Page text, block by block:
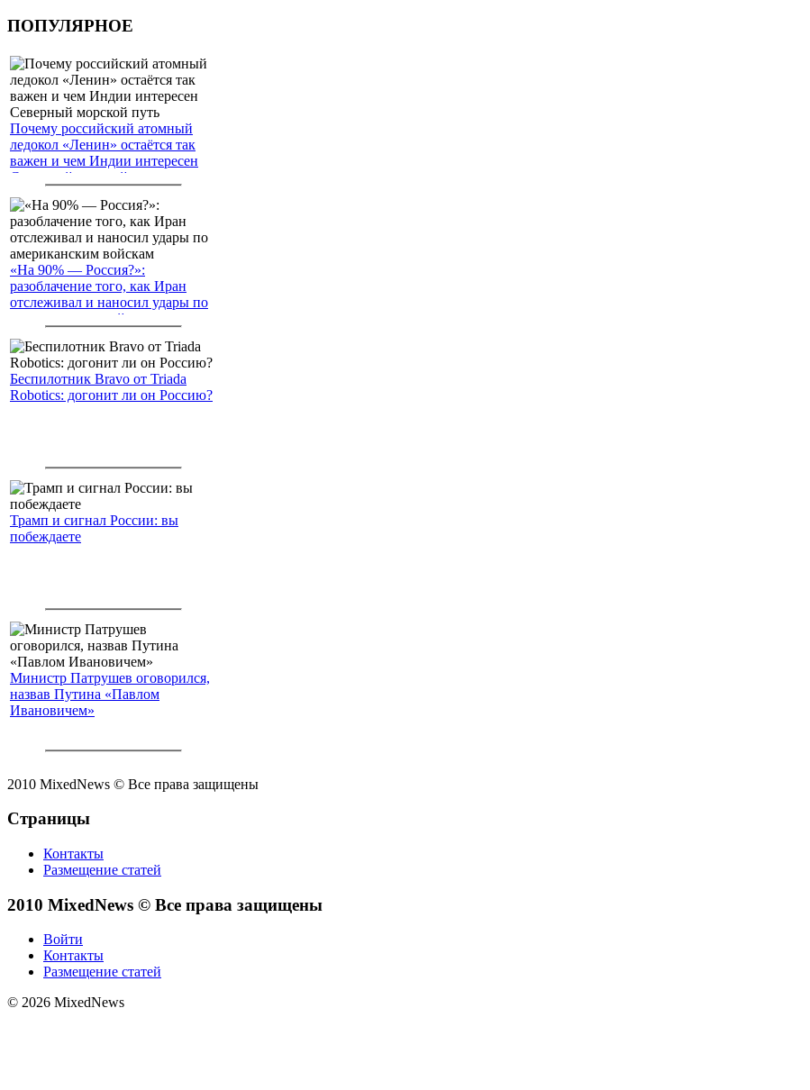
ПОПУЛЯРНОЕ
Почему российский атомный
ледокол «Ленин» остаётся так
важен и чем Индии интересен
Северный морской путь
«На 90% — Россия?»:
разоблачение того, как Иран
отслеживал и наносил удары по
американским войскам
Беспилотник Bravo от Triada
Robotics: догонит ли он Россию?
Трамп и сигнал России: вы
побеждаете
Министр Патрушев оговорился,
назвав Путина «Павлом
Ивановичем»
2010 MixedNews © Все права защищены
Страницы
Контакты
Размещение статей
2010 MixedNews © Все права защищены
Войти
Контакты
Размещение статей
© 2026 MixedNews